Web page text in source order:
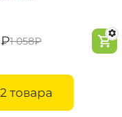
₽‍1 058‍₽
товара